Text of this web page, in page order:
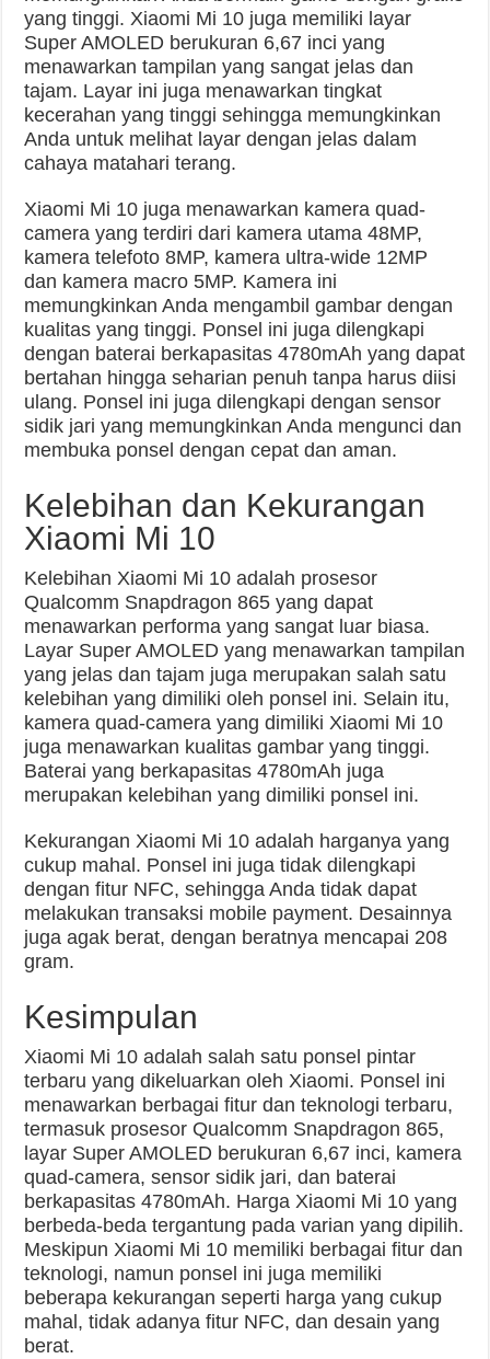
yang tinggi. Xiaomi Mi 10 juga memiliki layar
Super AMOLED berukuran 6,67 inci yang
menawarkan tampilan yang sangat jelas dan
tajam. Layar ini juga menawarkan tingkat
kecerahan yang tinggi sehingga memungkinkan
Anda untuk melihat layar dengan jelas dalam
cahaya matahari terang.
Xiaomi Mi 10 juga menawarkan kamera quad-
camera yang terdiri dari kamera utama 48MP,
kamera telefoto 8MP, kamera ultra-wide 12MP
dan kamera macro 5MP. Kamera ini
memungkinkan Anda mengambil gambar dengan
kualitas yang tinggi. Ponsel ini juga dilengkapi
dengan baterai berkapasitas 4780mAh yang dapat
bertahan hingga seharian penuh tanpa harus diisi
ulang. Ponsel ini juga dilengkapi dengan sensor
sidik jari yang memungkinkan Anda mengunci dan
membuka ponsel dengan cepat dan aman.
Kelebihan dan Kekurangan
Xiaomi Mi 10
Kelebihan Xiaomi Mi 10 adalah prosesor
Qualcomm Snapdragon 865 yang dapat
menawarkan performa yang sangat luar biasa.
Layar Super AMOLED yang menawarkan tampilan
yang jelas dan tajam juga merupakan salah satu
kelebihan yang dimiliki oleh ponsel ini. Selain itu,
kamera quad-camera yang dimiliki Xiaomi Mi 10
juga menawarkan kualitas gambar yang tinggi.
Baterai yang berkapasitas 4780mAh juga
merupakan kelebihan yang dimiliki ponsel ini.
Kekurangan Xiaomi Mi 10 adalah harganya yang
cukup mahal. Ponsel ini juga tidak dilengkapi
dengan fitur NFC, sehingga Anda tidak dapat
melakukan transaksi mobile payment. Desainnya
juga agak berat, dengan beratnya mencapai 208
gram.
Kesimpulan
Xiaomi Mi 10 adalah salah satu ponsel pintar
terbaru yang dikeluarkan oleh Xiaomi. Ponsel ini
menawarkan berbagai fitur dan teknologi terbaru,
termasuk prosesor Qualcomm Snapdragon 865,
layar Super AMOLED berukuran 6,67 inci, kamera
quad-camera, sensor sidik jari, dan baterai
berkapasitas 4780mAh. Harga Xiaomi Mi 10 yang
berbeda-beda tergantung pada varian yang dipilih.
Meskipun Xiaomi Mi 10 memiliki berbagai fitur dan
teknologi, namun ponsel ini juga memiliki
beberapa kekurangan seperti harga yang cukup
mahal, tidak adanya fitur NFC, dan desain yang
berat.